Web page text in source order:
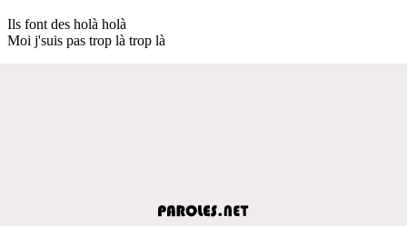
Ils font des holà holà
Moi j'suis pas trop là trop là